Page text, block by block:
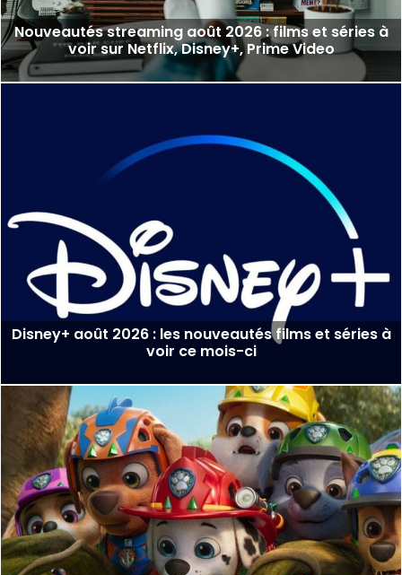
Nouveautés streaming août 2026 : films et séries à
voir sur Netflix, Disney+, Prime Video
Disney+ août 2026 : les nouveautés films et séries à
voir ce mois-ci